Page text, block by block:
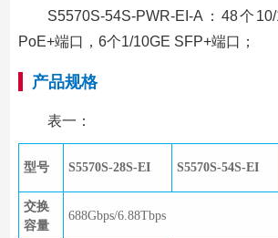
S5570S-54S-PWR-EI-A：48个
PoE+端口，6个1/10GE SFP+端口；
产品规格
表一：
型号 S5570S-28S-EI S5570S-54S-EI
交换
容量
688Gbps/6.88Tbps